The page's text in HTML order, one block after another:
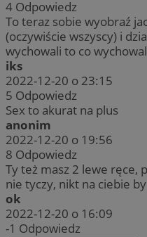
4 Odpowiedz
To teraz sobie wyobraź
(oczywiście wszyscy) i
wychowali to co
iks
2022-12-20 o 23:15
5 Odpowiedz
Sex to akurat na plus
anonim
2022-12-20 o 19:56
8 Odpowiedz
Ty też masz 2 lewe ręce,
nie tyczy, nikt na ciebie by
ok
2022-12-20 o 16:09
-1 Odpowiedz